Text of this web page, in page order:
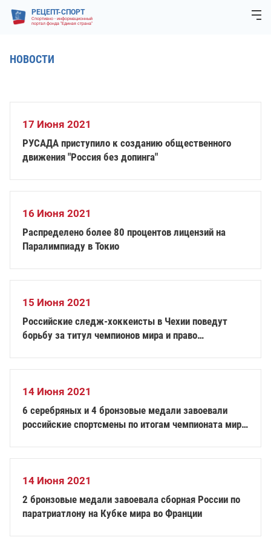
РЕЦЕПТ-СПОРТ
Спортивно - информационный
портал фонда "Единая страна"
НОВОСТИ
17 Июня 2021
РУСАДА приступило к созданию общественного
движения "Россия без допинга"
16 Июня 2021
Распределено более 80 процентов лицензий на
Паралимпиаду в Токио
15 Июня 2021
Российские следж-хоккеисты в Чехии поведут
борьбу за титул чемпионов мира и право
14 Июня 2021
6 серебряных и 4 бронзовые медали завоевали
российские спортсмены по итогам чемпионата мира
14 Июня 2021
2 бронзовые медали завоевала сборная России по
паратриатлону на Кубке мира во Франции